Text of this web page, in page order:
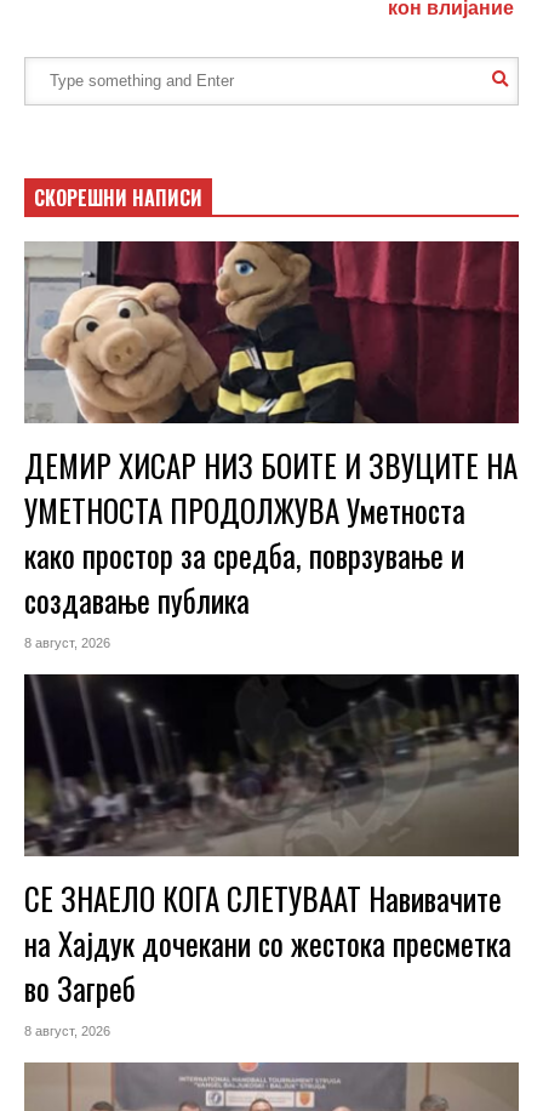
кон влијание
СКОРЕШНИ НАПИСИ
ДЕМИР ХИСАР НИЗ БОИТЕ И ЗВУЦИТЕ НА
УМЕТНОСТА ПРОДОЛЖУВА Уметноста
како простор за средба, поврзување и
создавање публика
8 август, 2026
СЕ ЗНАЕЛО КОГА СЛЕТУВААТ Навивачите
на Хајдук дочекани со жестока пресметка
во Загреб
8 август, 2026